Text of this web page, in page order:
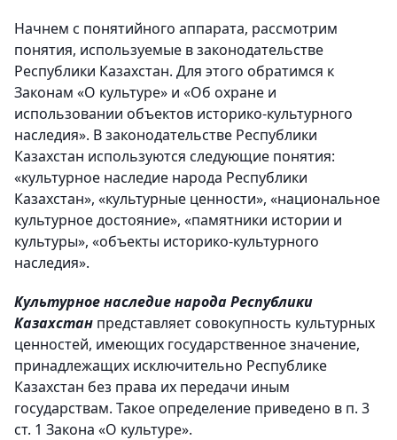
Начнем с понятийного аппарата, рассмотрим
понятия, используемые в законодательстве
Республики Казахстан. Для этого обратимся к
Законам «О культуре» и «Об охране и
использовании объектов историко-культурного
наследия». В законодательстве Республики
Казахстан используются следующие понятия:
«культурное наследие народа Республики
Казахстан», «культурные ценности», «национальное
культурное достояние», «памятники истории и
культуры», «объекты историко-культурного
наследия».
Культурное наследие народа Республики
Казахстан представляет совокупность культурных
ценностей, имеющих государственное значение,
принадлежащих исключительно Республике
Казахстан без права их передачи иным
государствам. Такое определение приведено в п. 3
ст. 1 Закона «О культуре».